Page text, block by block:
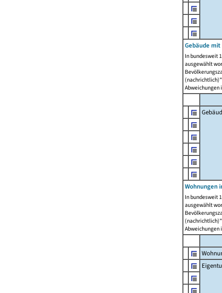
Gebäude mit
In bundesweit
ausgewählt
Abweichungen
Wohnungen
In bundesweit
ausgewählt
Abweichungen